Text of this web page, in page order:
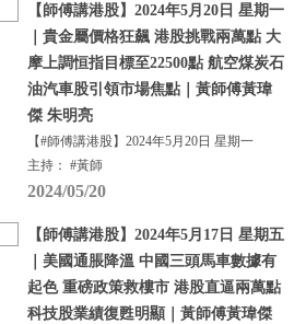
【師傅講港股】2024年5月20日 星期一
｜貴金屬價格狂飆 港股挑戰兩萬點 大
摩上調恒指目標至22500點 航空煤炭石
油汽車股引領市場焦點｜黃師傅黃瑋
傑 朱明亮
【#師傅講港股】2024年5月20日 星期一
主持： #黃師
2024/05/20
【師傅講港股】2024年5月17日 星期五
｜美國通脹降溫 中國三頭馬車數據有
起色 重磅政策救樓市 港股直逼兩萬點
科技股業績復甦明顯｜黃師傅黃瑋傑